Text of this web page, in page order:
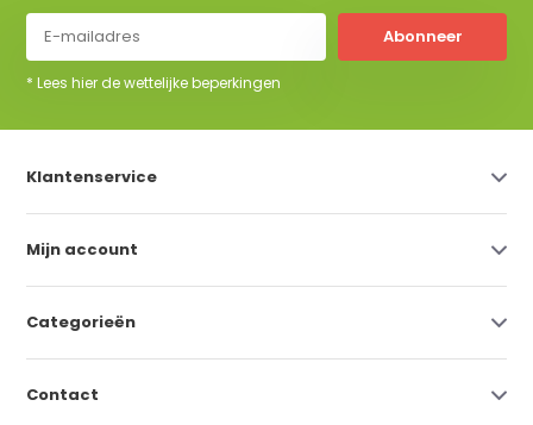
Abonneer
* Lees hier de wettelijke beperkingen
Klantenservice
Mijn account
Categorieën
Contact